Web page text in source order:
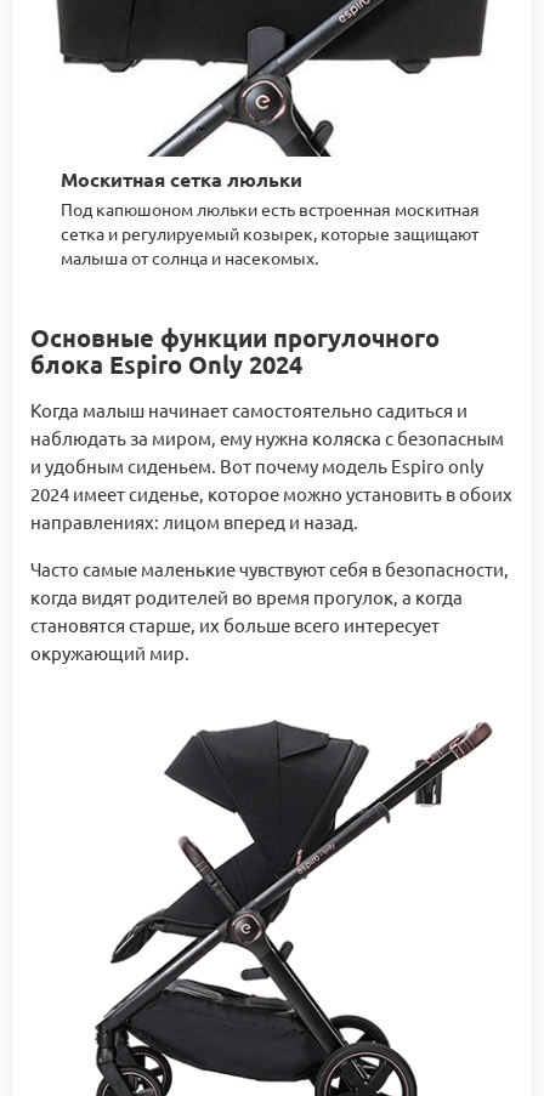
Москитная сетка люльки
Под капюшоном люльки есть встроенная москитная
сетка и регулируемый козырек, которые защищают
малыша от солнца и насекомых.
Основные функции прогулочного
блока Espiro Only 2024
Когда малыш начинает самостоятельно садиться и
наблюдать за миром, ему нужна коляска с безопасным
и удобным сиденьем. Вот почему модель Espiro only
2024 имеет сиденье, которое можно установить в обоих
направлениях: лицом вперед и назад.
Часто самые маленькие чувствуют себя в безопасности,
когда видят родителей во время прогулок, а когда
становятся старше, их больше всего интересует
окружающий мир.